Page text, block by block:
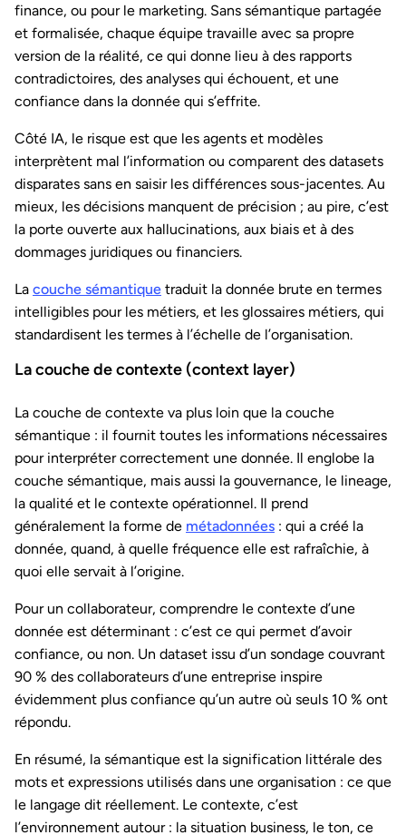
finance, ou pour le marketing. Sans sémantique partagée
et formalisée, chaque équipe travaille avec sa propre
version de la réalité, ce qui donne lieu à des rapports
contradictoires, des analyses qui échouent, et une
confiance dans la donnée qui s’effrite.
Côté IA, le risque est que les agents et modèles
interprètent mal l’information ou comparent des datasets
disparates sans en saisir les différences sous-jacentes. Au
mieux, les décisions manquent de précision ; au pire, c’est
la porte ouverte aux hallucinations, aux biais et à des
dommages juridiques ou financiers.
La couche sémantique traduit la donnée brute en termes
intelligibles pour les métiers, et les glossaires métiers, qui
standardisent les termes à l’échelle de l’organisation.
La couche de contexte (context layer)
La couche de contexte va plus loin que la couche
sémantique : il fournit toutes les informations nécessaires
pour interpréter correctement une donnée. Il englobe la
couche sémantique, mais aussi la gouvernance, le lineage,
la qualité et le contexte opérationnel. Il prend
généralement la forme de métadonnées : qui a créé la
donnée, quand, à quelle fréquence elle est rafraîchie, à
quoi elle servait à l’origine.
Pour un collaborateur, comprendre le contexte d’une
donnée est déterminant : c’est ce qui permet d’avoir
confiance, ou non. Un dataset issu d’un sondage couvrant
90 % des collaborateurs d’une entreprise inspire
évidemment plus confiance qu’un autre où seuls 10 % ont
répondu.
En résumé, la sémantique est la signification littérale des
mots et expressions utilisés dans une organisation : ce que
le langage dit réellement. Le contexte, c’est
l’environnement autour : la situation business, le ton, ce